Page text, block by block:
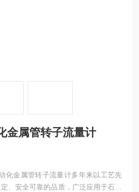
金属管转子流量计
化金属管转子流量计多年来以工艺先
、安全可靠的品质，广泛应用于石油